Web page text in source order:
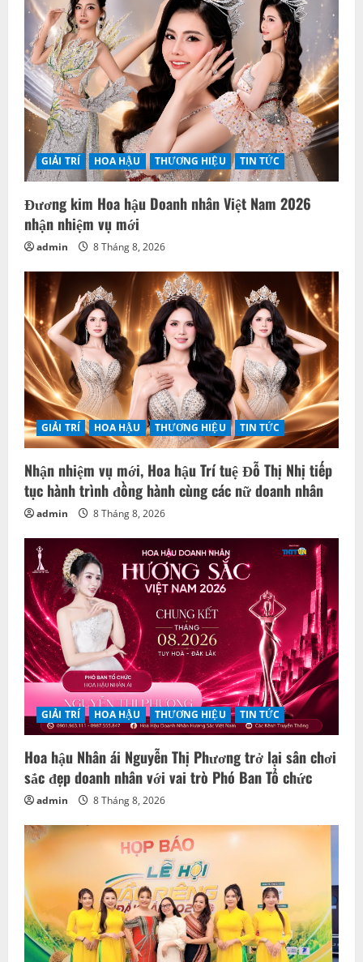
GIẢI TRÍ HOA HẬU THƯƠNG HIỆU TIN TỨC
Đương kim Hoa hậu Doanh nhân Việt Nam 2026
nhận nhiệm vụ mới
admin 8 Tháng 8, 2026
GIẢI TRÍ HOA HẬU THƯƠNG HIỆU TIN TỨC
Nhận nhiệm vụ mới, Hoa hậu Trí tuệ Đỗ Thị Nhị tiếp
tục hành trình đồng hành cùng các nữ doanh nhân
admin 8 Tháng 8, 2026
GIẢI TRÍ HOA HẬU THƯƠNG HIỆU TIN TỨC
Hoa hậu Nhân ái Nguyễn Thị Phương trở lại sân chơi
sắc đẹp doanh nhân với vai trò Phó Ban Tổ chức
admin 8 Tháng 8, 2026